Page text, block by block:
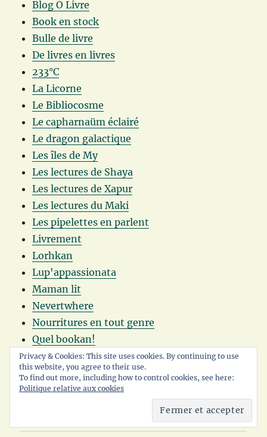
Blog O Livre
Book en stock
Bulle de livre
De livres en livres
233°C
La Licorne
Le Bibliocosme
Le capharnaüm éclairé
Le dragon galactique
Les îles de My
Les lectures de Shaya
Les lectures de Xapur
Les lectures du Maki
Les pipelettes en parlent
Livrement
Lorhkan
Lup'appassionata
Maman lit
Nevertwhere
Nourritures en tout genre
Quel bookan!
RSF Blog
Un chocolat dans mon roman
Un papillon dans la lune
Privacy & Cookies: This site uses cookies. By continuing to use
this website, you agree to their use.
To find out more, including how to control cookies, see here:
Politique relative aux cookies